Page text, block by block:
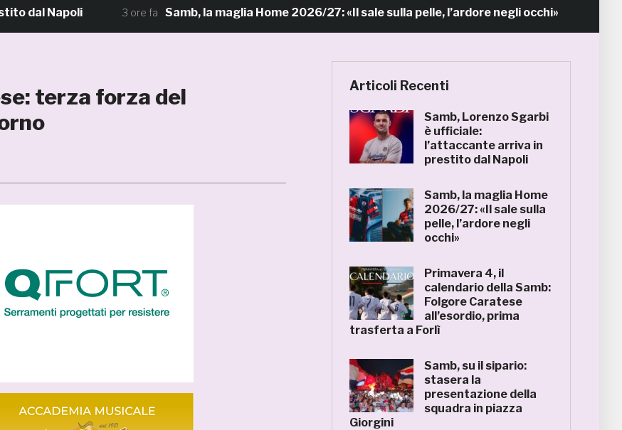
Napoli Samb, la maglia Home 2026/27: «Il sale sulla pelle, l’ardore negli occhi»
terza forza del
Articoli Recenti
Samb, Lorenzo Sgarbi
è ufficiale:
l’attaccante arriva in
prestito dal Napoli
Samb, la maglia Home
2026/27: «Il sale sulla
pelle, l’ardore negli
occhi»
Primavera 4, il
calendario della Samb:
Folgore Caratese
all’esordio, prima
trasferta a Forlì
Samb, su il sipario:
stasera la
presentazione della
squadra in piazza
Giorgini